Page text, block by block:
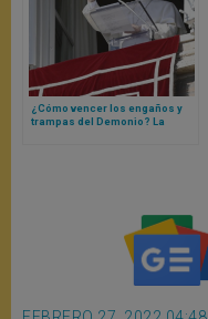
¿Cómo vencer los engaños y
trampas del Demonio? La